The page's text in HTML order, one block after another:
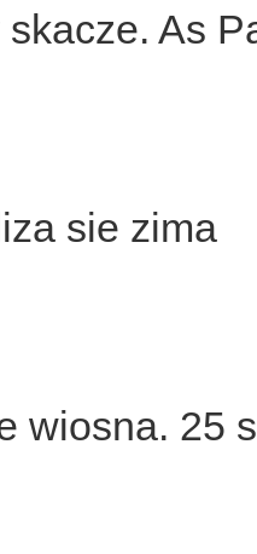
skacze. As
sie zima
wiosna. 25